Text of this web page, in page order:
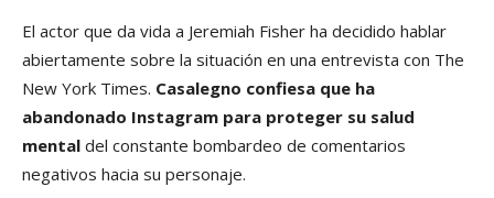
El actor que da vida a Jeremiah Fisher ha decidido hablar
abiertamente sobre la situación en una entrevista con The
New York Times. Casalegno confiesa que ha
abandonado Instagram para proteger su salud
mental del constante bombardeo de comentarios
negativos hacia su personaje.